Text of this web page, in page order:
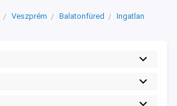
Veszprém Balatonfüred
Ingatlan